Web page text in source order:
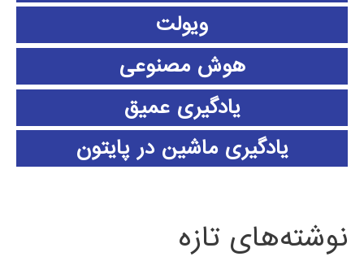
ویولت
هوش مصنوعی
یادگیری عمیق
یادگیری ماشین در پایتون
نوشته‌های تازه